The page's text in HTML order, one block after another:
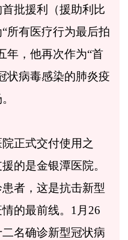
批援利（援助利比
所有医疗行为最后拍
年，他再次作为“首
状病毒感染的肺炎疫
正式交付使用之
的是金银潭医院。
者，这是抗击新型
的最前线。1月26
名确诊新型冠状病